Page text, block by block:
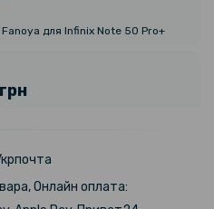
для Infinix Note 50 Pro+
Ring для Infinix Note 50 Pro+
Онлайн оплата: